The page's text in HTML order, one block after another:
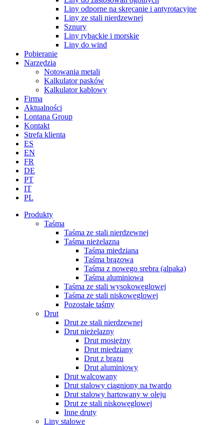
Liny odporne na skręcanie i antyrotacyjne
Liny ze stali nierdzewnej
Sznury
Liny rybackie i morskie
Liny do wind
Pobieranie
Narzędzia
Notowania metali
Kalkulator pasków
Kalkulator kablowy
Firma
Aktualności
Lontana Group
Kontakt
Strefa klienta
ES
EN
FR
DE
PT
IT
PL
Produkty
Taśma
Taśma ze stali nierdzewnej
Taśma nieżelazna
Taśma miedziana
Taśma brązowa
Taśma z nowego srebra (alpaka)
Taśma aluminiowa
Taśma ze stali wysokowęglowej
Taśma ze stali niskowęglowej
Pozostałe taśmy
Drut
Drut ze stali nierdzewnej
Drut nieżelazny
Drut mosiężny
Drut miedziany
Drut z brązu
Drut aluminiowy
Drut walcowany
Drut stalowy ciągniony na twardo
Drut stalowy hartowany w oleju
Drut ze stali niskowęglowej
Inne druty
Liny stalowe